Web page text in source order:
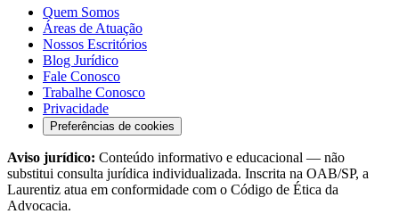
Quem Somos
Áreas de Atuação
Nossos Escritórios
Blog Jurídico
Fale Conosco
Trabalhe Conosco
Privacidade
Preferências de cookies
Aviso jurídico: Conteúdo informativo e educacional — não
substitui consulta jurídica individualizada. Inscrita na OAB/SP, a
Laurentiz atua em conformidade com o Código de Ética da
Advocacia.